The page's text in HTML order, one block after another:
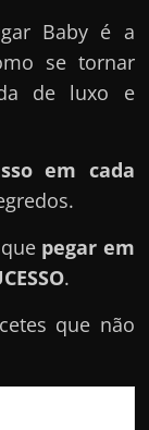
Baby é a
se tornar
de luxo e
em cada
pegar em
.
que não